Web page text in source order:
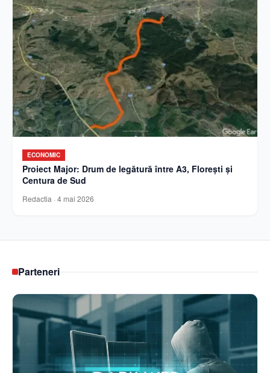
ECONOMIC
Proiect Major: Drum de legătură între A3, Florești și
Centura de Sud
Redactia · 4 mai 2026
Parteneri